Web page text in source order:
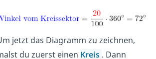
jetzt das Diagramm zu zeichnen,
du zuerst einen Kreis . Dann